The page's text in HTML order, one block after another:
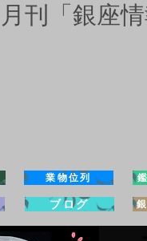
月刊「銀座
業物位列
ブログ